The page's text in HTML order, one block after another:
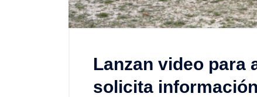
Lanzan video para
solicita